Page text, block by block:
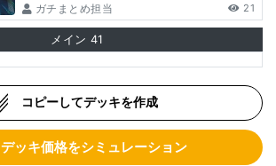
ガチまとめ担当 21
メイン 41
コピーしてデッキを作成
デッキ価格をシミュレーション